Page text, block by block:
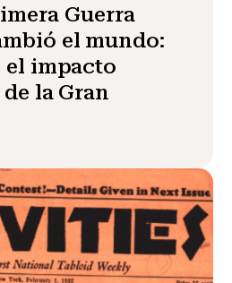
Guerra
el mundo:
el impacto
la Gran